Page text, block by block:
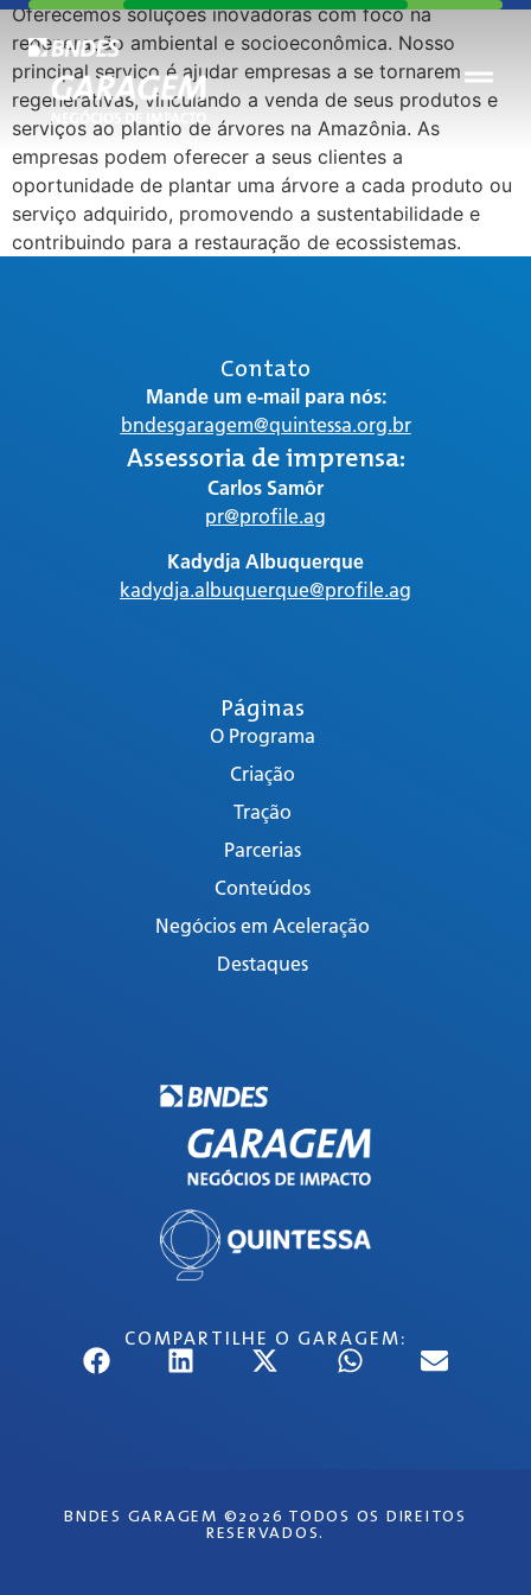
Oferecemos soluções inovadoras com foco na
regeneração ambiental e socioeconômica. Nosso
principal serviço é ajudar empresas a se tornarem
regenerativas, vinculando a venda de seus produtos e
serviços ao plantio de árvores na Amazônia. As
empresas podem oferecer a seus clientes a
oportunidade de plantar uma árvore a cada produto ou
serviço adquirido, promovendo a sustentabilidade e
contribuindo para a restauração de ecossistemas.
COMPARTILHE O GARAGEM:
Páginas
O Programa
Criação
Tração
Parcerias
Conteúdos
Negócios em Aceleração
Destaques
Contato
Mande um e-mail para nós:
bndesgaragem@quintessa.org.br
Assessoria de imprensa:
Carlos Samôr
pr@profile.ag
Kadydja Albuquerque
kadydja.albuquerque@profile.ag
BNDES GARAGEM ©2026 TODOS OS DIREITOS
RESERVADOS.